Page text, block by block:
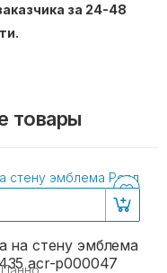
за 24-48
товары
на стену эмблема
acr-p000047